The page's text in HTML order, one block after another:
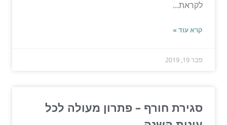
לקראת...
קרא עוד »
פבר 19, 2019
סגירת חורף – פתרון מעולה לכל